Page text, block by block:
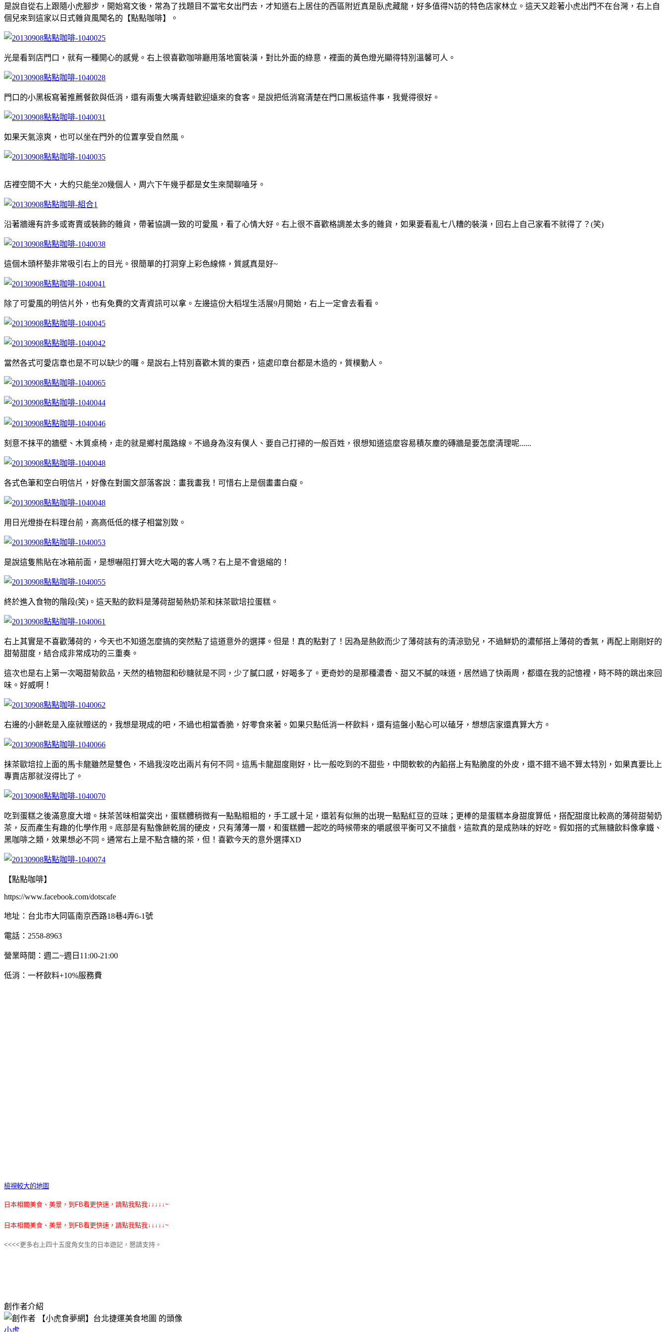
是說自從右上跟隨小虎腳步，開始寫文後，常為了找題目不當宅女出門去，才知道右上居住的西區附近真是臥虎藏龍，好多值得N訪的特色店家林立。這天又趁著小虎出門不在台灣，右上自
個兒來到這家以日式雜貨風聞名的【點點咖啡】。
光是看到店門口，就有一種開心的感覺。右上很喜歡咖啡廳用落地窗裝潢，對比外面的綠意，裡面的黃色燈光顯得特別溫馨可人。
門口的小黑板寫著推薦餐飲與低消，還有兩隻大嘴青蛙歡迎遠來的食客。是說把低消寫清楚在門口黑板這件事，我覺得很好。
如果天氣涼爽，也可以坐在門外的位置享受自然風。
店裡空間不大，大約只能坐20幾個人，周六下午幾乎都是女生來閒聊嗑牙。
沿著牆邊有許多或寄賣或裝飾的雜貨，帶著協調一致的可愛風，看了心情大好。右上很不喜歡格調差太多的雜貨，如果要看亂七八糟的裝潢，回右上自己家看不就得了？(笑)
這個木頭杯墊非常吸引右上的目光。很簡單的打洞穿上彩色線條，質感真是好~
除了可愛風的明信片外，也有免費的文青資訊可以拿。左邊這份大稻埕生活展9月開始，右上一定會去看看。
當然各式可愛店章也是不可以缺少的囉。是說右上特別喜歡木質的東西，這處印章台都是木造的，質樸動人。
刻意不抹平的牆壁、木質桌椅，走的就是鄉村風路線。不過身為沒有僕人、要自己打掃的一般百姓，很想知道這麼容易積灰塵的磚牆是要怎麼清理呢......
各式色筆和空白明信片，好像在對圖文部落客說：畫我畫我！可惜右上是個畫畫白癡。
用日光燈掛在料理台前，高高低低的樣子相當別致。
是說這隻熊貼在冰箱前面，是想嚇阻打算大吃大喝的客人嗎？右上是不會退縮的！
終於進入食物的階段(笑)。這天點的飲料是薄荷甜菊熱奶茶和抹茶歐培拉蛋糕。
右上其實是不喜歡薄荷的，今天也不知道怎麼搞的突然點了這道意外的選擇。但是！真的點對了！因為是熱飲而少了薄荷該有的清涼勁兒，不過鮮奶的濃郁搭上薄荷的香氣，再配上剛剛好的
甜菊甜度，結合成非常成功的三重奏。
這次也是右上第一次喝甜菊飲品，天然的植物甜和砂糖就是不同，少了膩口感，好喝多了。更奇妙的是那種濃香、甜又不膩的味道，居然過了快兩周，都還在我的記憶裡，時不時的跳出來回
味。好威啊！
右邊的小餅乾是入座就贈送的，我想是現成的吧，不過也相當香脆，好零食來著。如果只點低消一杯飲料，還有這盤小點心可以磕牙，想想店家還真算大方。
抹茶歐培拉上面的馬卡龍雖然是雙色，不過我沒吃出兩片有何不同。這馬卡龍甜度剛好，比一般吃到的不甜些，中間軟軟的內餡搭上有點脆度的外皮，還不錯不過不算太特別，如果真要比上
專賣店那就沒得比了。
吃到蛋糕之後滿意度大增。抹茶苦味相當突出，蛋糕體稍微有一點點粗粗的，手工感十足，還若有似無的出現一點點紅豆的豆味；更棒的是蛋糕本身甜度算低，搭配甜度比較高的薄荷甜菊奶
茶，反而產生有趣的化學作用。底部是有點像餅乾屑的硬皮，只有薄薄一層，和蛋糕體一起吃的時候帶來的嚼感很平衡可又不搶戲，這款真的是成熟味的好吃。假如搭的式無糖飲料像拿鐵、
黑咖啡之類，效果想必不同。通常右上是不點含糖的茶，但！喜歡今天的意外選擇XD
【點點咖啡】
https://www.facebook.com/dotscafe
地址：台北市大同區南京西路18巷4弄6-1號
電話：2558-8963
營業時間：週二~週日11:00-21:00
低消：一杯飲料+10%服務費
檢視較大的地圖
日本相關美食、美景，到FB看更快速，請點我點我↓↓↓↓↓~
日本相關美食、美景，到FB看更快速，請點我點我↓↓↓↓↓~
<<<<更多右上四十五度角女生的日本遊記，懇請支持。
創作者介紹
小虎